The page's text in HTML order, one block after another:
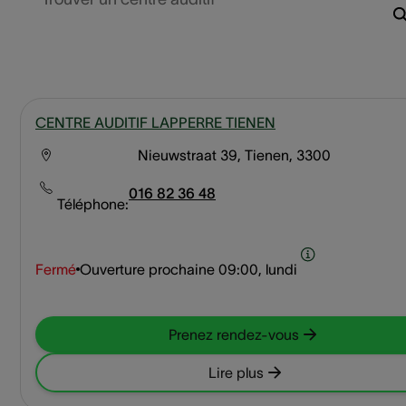
CENTRE AUDITIF LAPPERRE TIENEN
Nieuwstraat 39, Tienen, 3300
Téléphone:
016 82 36 48
Fermé Ouverture prochaine 09:00, lundi
Prenez rendez-vous
Lire plus